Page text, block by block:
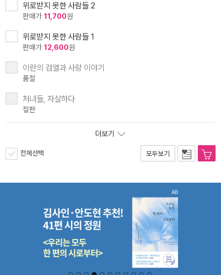
위로받지 못한 사람들 2
판매가 11,700원
위로받지 못한 사람들 1
판매가 12,600원
이란의 검열과 사랑 이야기
품절
처녀들, 자살하다
절판
더보기
전체선택 모두보기